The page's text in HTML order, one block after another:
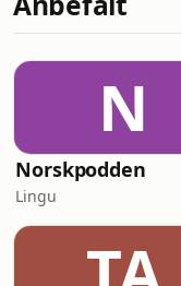
snakker
fotball
hvilke VM-
N
Norskpodden
Lingu